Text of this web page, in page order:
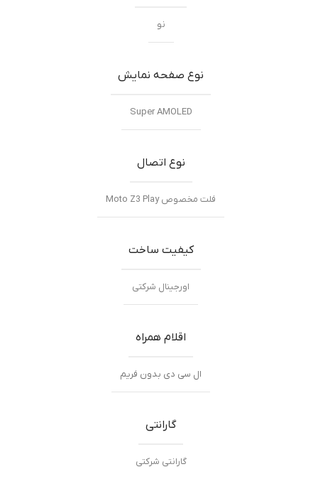
نو
نوع صفحه نمایش
Super AMOLED
نوع اتصال
فلت مخصوص Moto Z3 Play
کیفیت ساخت
اورجینال شرکتی
اقلام همراه
ال سی دی بدون فریم
گارانتی
گارانتی شرکتی